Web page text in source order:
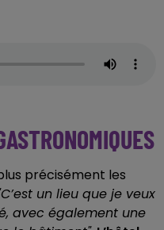
précisément les
un lieu que je veux
avec également une